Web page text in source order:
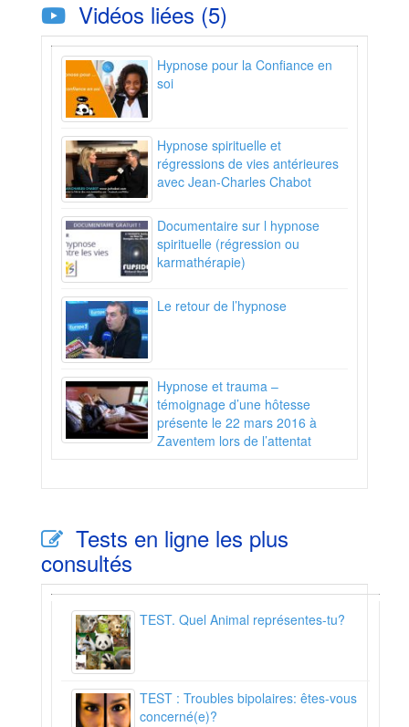
Vidéos liées (5)
Hypnose pour la Confiance en
soi
Hypnose spirituelle et
régressions de vies antérieures
avec Jean-Charles Chabot
Documentaire sur l hypnose
spirituelle (régression ou
karmathérapie)
Le retour de l’hypnose
Hypnose et trauma –
témoignage d’une hôtesse
présente le 22 mars 2016 à
Zaventem lors de l’attentat
Tests en ligne les plus
consultés
TEST. Quel Animal représentes-tu?
TEST : Troubles bipolaires: êtes-vous
concerné(e)?